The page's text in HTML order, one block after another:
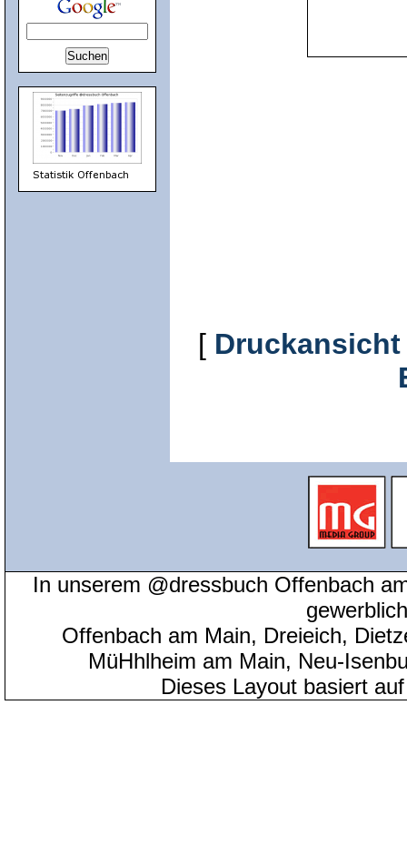
[ Druckansicht
In unserem @dressbuch Offenbach
Offenbach am Main, Dreieich,
MüHhlheim am Main, Neu-
Dieses Layout basiert